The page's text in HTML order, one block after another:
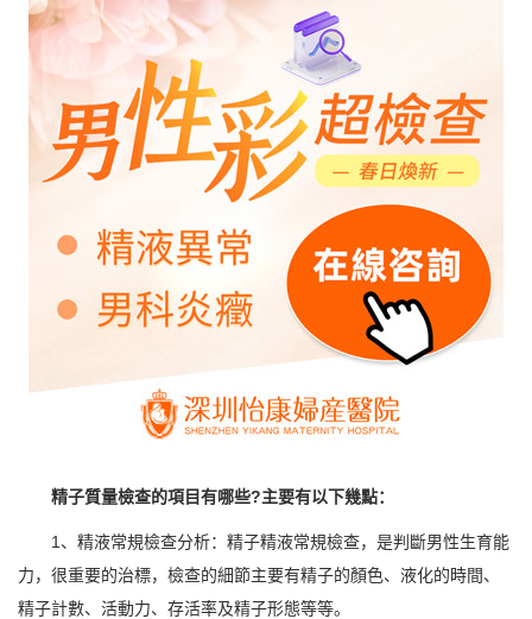
精子質量檢查的項目有哪些?主要有以下幾點：
1、精液常規檢查分析：精子精液常規檢查，是判斷男性生育能
力，很重要的治標，檢查的細節主要有精子的顏色、液化的時間、
精子計數、活動力、存活率及精子形態等等。